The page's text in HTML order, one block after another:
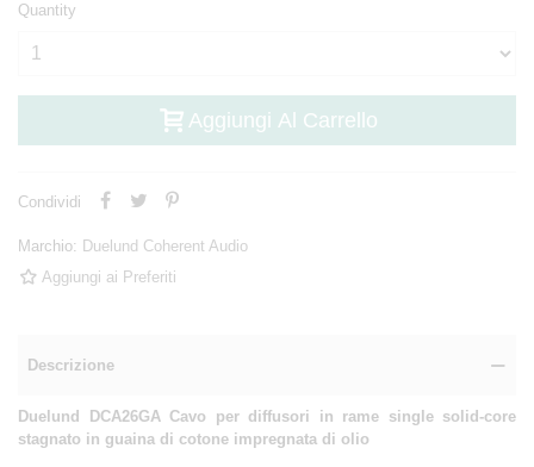
Quantity
Aggiungi Al Carrello
Condividi
Marchio: Duelund Coherent Audio
Aggiungi ai Preferiti
Descrizione
Duelund DCA26GA Cavo per diffusori in rame single solid-core
stagnato in guaina di cotone impregnata di olio